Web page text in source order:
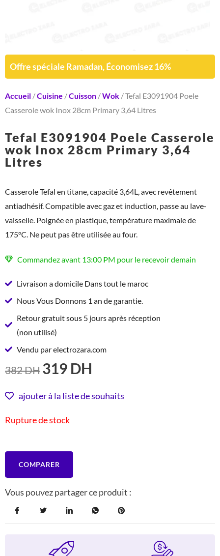
Offre spéciale Ramadan, Économisez 16%
Accueil /Cuisine /Cuisson /Wok / Tefal E3091904 Poele
Casserole wok Inox 28cm Primary 3,64 Litres
Tefal E3091904 Poele Casserole
wok Inox 28cm Primary 3,64
Litres
Casserole Tefal en titane, capacité 3,64L, avec revêtement
antiadhésif. Compatible avec gaz et induction, passe au lave-
vaisselle. Poignée en plastique, température maximale de
175°C. Ne peut pas être utilisée au four.
Commandez avant 13:00 PM pour le recevoir demain
Livraison a domicile Dans tout le maroc
Nous Vous Donnons 1 an de garantie.
Retour gratuit sous 5 jours après réception
(non utilisé)
Vendu par electrozara.com
382DH LE
INITIAL
382 DH.
319 DH
ACTUEL
ajouter à la liste de souhaits
Rupture de stock
COMPARER
Vous pouvez partager ce produit :